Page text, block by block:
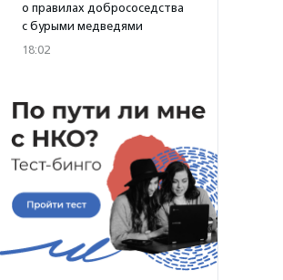
о правилах добрососедства
с бурыми медведями
18:02